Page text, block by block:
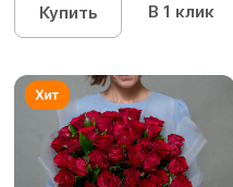
Купить В 1 клик